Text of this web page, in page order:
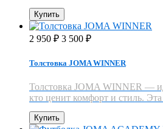
Купить
2 950 ₽ 3 500 ₽
Толстовка JOMA WINNER
Толстовка JOMA WINNER —
кто ценит комфорт и стиль. Эта
Купить